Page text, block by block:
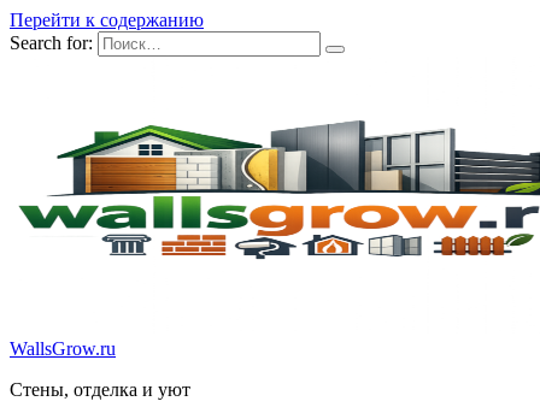
Перейти к содержанию
Search for:
WallsGrow.ru
Стены, отделка и уют